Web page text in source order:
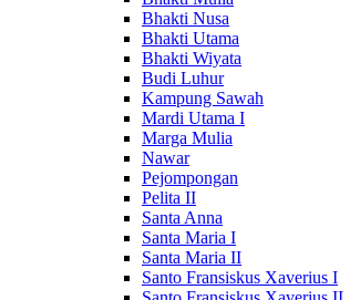
Bhakti Nusa
Bhakti Utama
Bhakti Wiyata
Budi Luhur
Kampung Sawah
Mardi Utama I
Marga Mulia
Nawar
Pejompongan
Pelita II
Santa Anna
Santa Maria I
Santa Maria II
Santo Fransiskus Xaverius I